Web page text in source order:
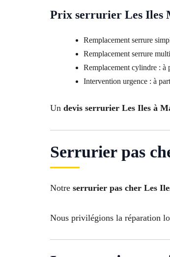
Prix serrurier Les Iles
Remplacement serrure
Remplacement serrure
Remplacement cylindre : à
Intervention urgence : à
Un devis serrurier Les Iles à
Serrurier pas
Notre serrurier pas cher Les
Nous privilégions la réparation